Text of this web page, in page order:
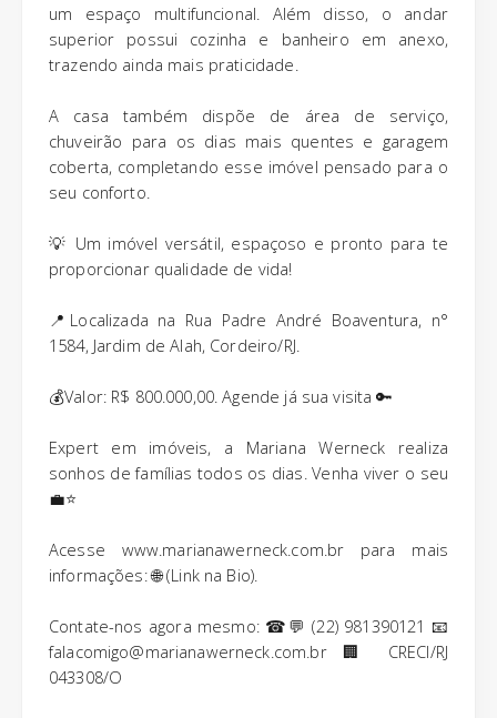
um espaço multifuncional. Além disso, o andar
superior possui cozinha e banheiro em anexo,
trazendo ainda mais praticidade.
A casa também dispõe de área de serviço,
chuveirão para os dias mais quentes e garagem
coberta, completando esse imóvel pensado para o
seu conforto.
💡 Um imóvel versátil, espaçoso e pronto para te
proporcionar qualidade de vida!
📍Localizada na Rua Padre André Boaventura, n°
1584, Jardim de Alah, Cordeiro/RJ.
💰Valor: R$ 800.000,00. Agende já sua visita 🔑
Expert em imóveis, a Mariana Werneck realiza
sonhos de famílias todos os dias. Venha viver o seu
💼⭐
Acesse www.marianawerneck.com.br para mais
informações: 🌐 (Link na Bio).
Contate-nos agora mesmo: ☎💬 (22) 981390121 📧
falacomigo@marianawerneck.com.br 🏢 CRECI/RJ
043308/O